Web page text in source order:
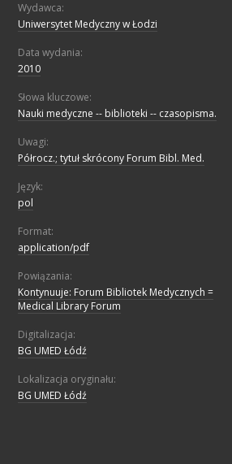
Wydawca:
Uniwersytet Medyczny w Łodzi
Data wydania:
2010
Słowa kluczowe:
Nauki medyczne -- biblioteki -- czasopisma.
Uwagi:
Półrocz.; tytuł skrócony Forum Bibl. Med.
Język:
pol
Format:
application/pdf
Powiązania:
Kontynuuje: Forum Bibliotek Medycznych =
Medical Library Forum
Digitalizacja:
BG UMED Łódź
Lokalizacja oryginału:
BG UMED Łódź